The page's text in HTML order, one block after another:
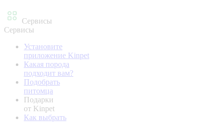
Сервисы
Сервисы
Установите
приложение Kinpet
Какая порода
подходит вам?
Подобрать
питомца
Подарки
от Kinpet
Как выбрать